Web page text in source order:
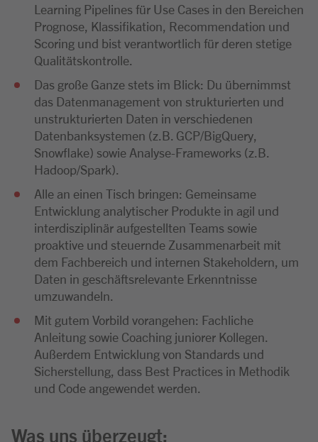
Learning Pipelines für Use Cases in den Bereichen
Prognose, Klassifikation, Recommendation und
Scoring und bist verantwortlich für deren stetige
Qualitätskontrolle.
Das große Ganze stets im Blick: Du übernimmst
das Datenmanagement von strukturierten und
unstrukturierten Daten in verschiedenen
Datenbanksystemen (z.B. GCP/BigQuery,
Snowflake) sowie Analyse-Frameworks (z.B.
Hadoop/Spark).
Alle an einen Tisch bringen: Gemeinsame
Entwicklung analytischer Produkte in agil und
interdisziplinär aufgestellten Teams sowie
proaktive und steuernde Zusammenarbeit mit
dem Fachbereich und internen Stakeholdern, um
Daten in geschäftsrelevante Erkenntnisse
umzuwandeln.
Mit gutem Vorbild vorangehen: Fachliche
Anleitung sowie Coaching juniorer Kollegen.
Außerdem Entwicklung von Standards und
Sicherstellung, dass Best Practices in Methodik
und Code angewendet werden.
Was uns überzeugt: